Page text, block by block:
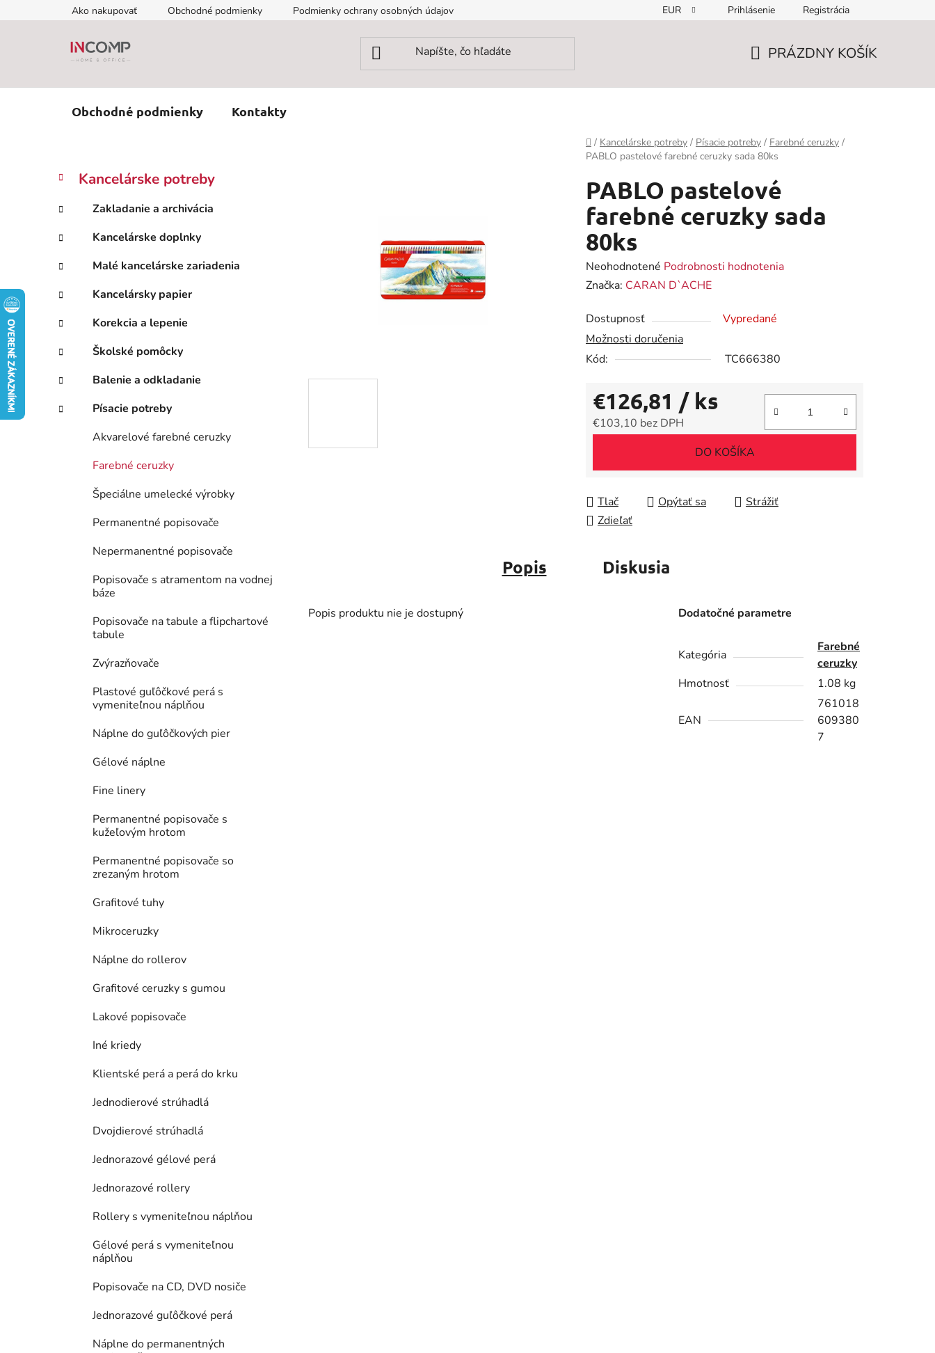
na
Ako nakupovať Obchodné podmienky Podmienky ochrany osobných údajov EUR Prihlásenie Registrácia
PRÁZDNY KOŠÍK
Obchodné podmienky Kontakty
Domov
/ Kancelárske potreby / Písacie potreby / Farebné ceruzky /
PABLO pastelové farebné ceruzky sada 80ks
B
č
ý
p
n
e
l
Preskočiť
kategórie
K
a
e
g
ó
r
e
Kancelárske potreby
Zakladanie a archivácia
Kancelárske doplnky
Malé kancelárske zariadenia
Kancelársky papier
Korekcia a lepenie
Školské pomôcky
Balenie a odkladanie
Písacie potreby
Akvarelové farebné ceruzky
Farebné ceruzky
Špeciálne umelecké výrobky
Permanentné popisovače
Nepermanentné popisovače
Popisovače s atramentom na vodnej
báze
Popisovače na tabule a flipchartové
tabule
Zvýrazňovače
Plastové guľôčkové perá s
vymeniteľnou náplňou
Náplne do guľôčkových pier
Gélové náplne
Fine linery
Permanentné popisovače s
kužeľovým hrotom
Permanentné popisovače so
zrezaným hrotom
Grafitové tuhy
Mikroceruzky
Náplne do rollerov
Grafitové ceruzky s gumou
Lakové popisovače
Iné kriedy
Klientské perá a perá do krku
Jednodierové strúhadlá
Dvojdierové strúhadlá
Jednorazové gélové perá
Jednorazové rollery
Rollery s vymeniteľnou náplňou
Gélové perá s vymeniteľnou
náplňou
Popisovače na CD, DVD nosiče
Jednorazové guľôčkové perá
Náplne do permanentných
PABLO pastelové
farebné ceruzky sada
80ks
Priemerné
hodnotenie
je
0,0
z
hviezdičiek.
Neohodnotené Podrobnosti hodnotenia
Značka: CARAN D`ACHE
Dostupnosť
Vypredané
Možnosti doručenia
Kód:
TC666380
€126,81 / ks
€103,10 bez DPH
DO KOŠÍKA
Tlač Opýtať sa
Strážiť
Zdieľať
Popis Diskusia
Popis produktu nie je dostupný Dodatočné parametre
Kategória
Farebné
ceruzky
Hmotnosť
1.08 kg
EAN
761018
609380
7